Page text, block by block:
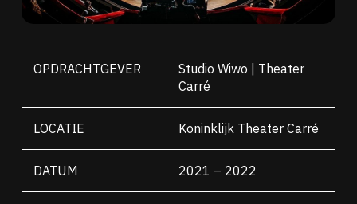
OPDRACHTGEVER
Studio Wiwo | Theater
Carré
LOCATIE Koninklijk Theater Carré
DATUM 2021 – 2022